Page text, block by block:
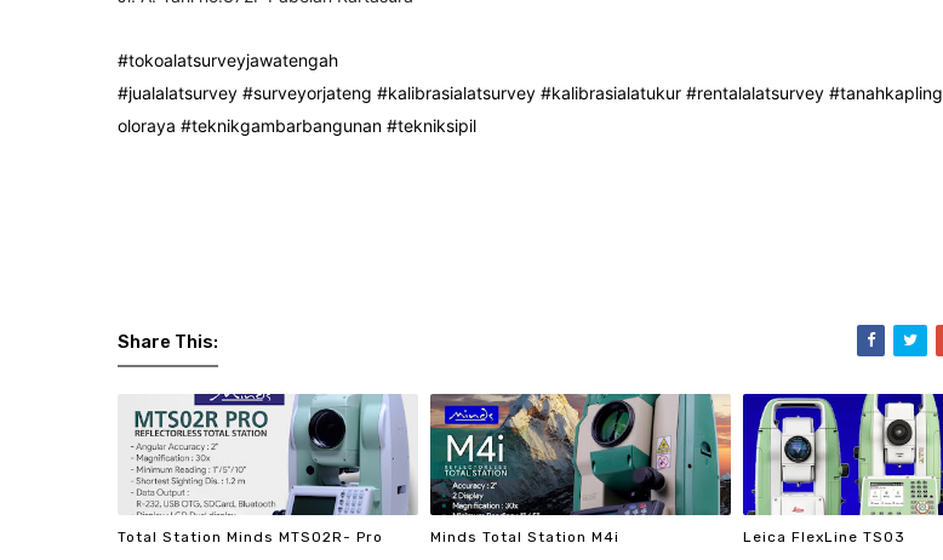
#tokoalatsurveyjawatengah
#jualalatsurvey #surveyorjateng #kalibrasialatsurvey #kalibrasialatukur #rentalalatsurvey #tanahkapling
oloraya #teknikgambarbangunan #tekniksipil
Share This:
Total Station Minds MTS02R- Pro Minds Total Station M4i Leica FlexLine TS03